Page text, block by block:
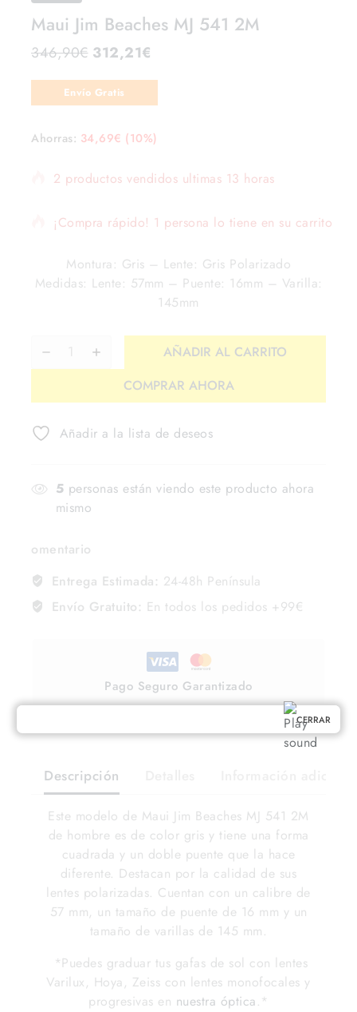
Maui Jim Beaches MJ 541 2M
346,90€ 312,21€
Envío Gratis
Ahorras: 34,69€ (10%)
2 productos vendidos ultimas 13 horas
¡Compra rápido! 1 persona lo tiene en su carrito
Montura: Gris – Lente: Gris Polarizado
Medidas: Lente: 57mm – Puente: 16mm – Varilla:
145mm
AÑADIR AL CARRITO
COMPRAR AHORA
Añadir a la lista de deseos
5 personas están viendo este producto ahora
mismo
omentario
Entrega Estimada: 24-48h Península
Envío Gratuito: En todos los pedidos +99€
Pago Seguro Garantizado
Descripción
Este modelo de Maui Jim Beaches MJ 541 2M
de hombre es de color gris y tiene una forma
cuadrada y un doble puente que la hace
diferente. Destacan por la calidad de sus
lentes polarizadas. Cuentan con un calibre de
57 mm, un tamaño de puente de 16 mm y un
tamaño de varillas de 145 mm.
*Puedes graduar tus gafas de sol con lentes
Varilux, Hoya, Zeiss con lentes monofocales y
progresivas en nuestra óptica.*
CERRAR